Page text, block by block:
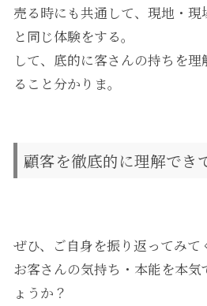
売る時にも共通して、現地・
と同じ体験をする。
して、底的に客さんの持ちを
ること分かりま。
顧客を徹底的に理解でき
ぜひ、ご自身を振り返ってみて
お客さんの気持ち・本能を本
ょうか？